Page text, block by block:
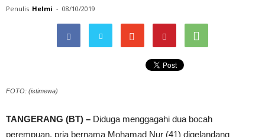
Penulis Helmi - 08/10/2019
FOTO: (istimewa)
TANGERANG (BT) – Diduga menggagahi dua bocah
perempuan, pria bernama Mohamad Nur (41) digelandang